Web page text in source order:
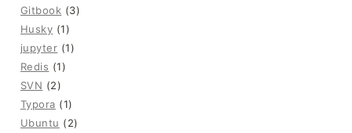
Gitbook (3)
Husky (1)
jupyter (1)
Redis (1)
SVN (2)
Typora (1)
Ubuntu (2)